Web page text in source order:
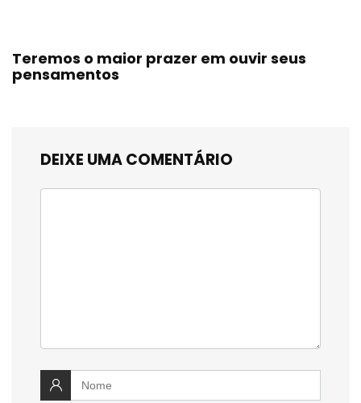
Teremos o maior prazer em ouvir seus
pensamentos
DEIXE UMA COMENTÁRIO